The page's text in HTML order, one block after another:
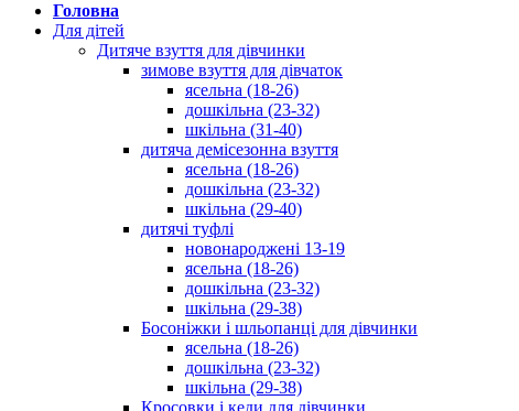
Головна
Для дітей
Дитяче взуття для дівчинки
зимове взуття для дівчаток
ясельна (18-26)
дошкільна (23-32)
шкільна (31-40)
дитяча демісезонна взуття
ясельна (18-26)
дошкільна (23-32)
шкільна (29-40)
дитячі туфлі
новонароджені 13-19
ясельна (18-26)
дошкільна (23-32)
шкільна (29-38)
Босоніжки і шльопанці для дівчинки
ясельна (18-26)
дошкільна (23-32)
шкільна (29-38)
Кросовки і кеди для дівчинки